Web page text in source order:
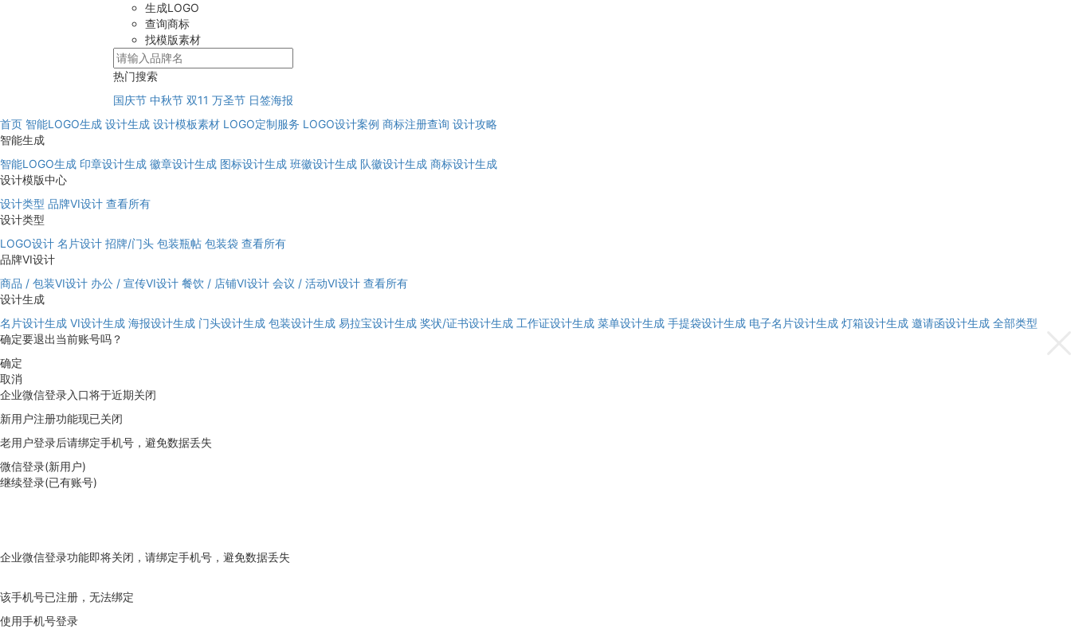
生成LOGO
查询商标
找模版素材
热门搜索
国庆节 中秋节 双11 万圣节 日签海报
首页 智能LOGO生成 设计生成 设计模板素材 LOGO定制服务 LOGO设计案例 商标注册查询 设计攻略
智能生成
智能LOGO生成 印章设计生成 徽章设计生成 图标设计生成 班徽设计生成 队徽设计生成 商标设计生成
设计模版中心
设计类型 品牌VI设计 查看所有
设计类型
LOGO设计 名片设计 招牌/门头 包装瓶帖 包装袋 查看所有
品牌VI设计
商品 / 包装VI设计 办公 / 宣传VI设计 餐饮 / 店铺VI设计 会议 / 活动VI设计 查看所有
设计生成
名片设计生成 VI设计生成 海报设计生成 门头设计生成 包装设计生成 易拉宝设计生成 奖状/证书设计生成 工作证设计生成 菜单设计生成 手提袋设计生成 电子名片设计生成 灯箱设计生成 邀请函设计生成 全部类型
确定要退出当前账号吗？
确定
取消
企业微信登录入口将于近期关闭
新用户注册功能现已关闭
老用户登录后请绑定手机号，避免数据丢失
微信登录(新用户)
继续登录(已有账号)
企业微信登录功能即将关闭，请绑定手机号，避免数据丢失
该手机号已注册，无法绑定
使用手机号登录